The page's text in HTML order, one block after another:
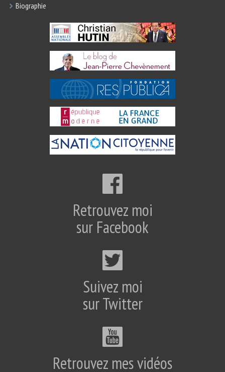
Biographie
Retrouvez moi
sur Facebook
Suivez moi
sur Twitter
Retrouvez mes vidéos